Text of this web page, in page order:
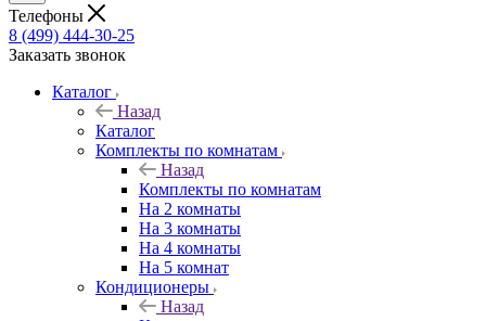
Телефоны
8 (499) 444-30-25
Заказать звонок
Каталог
Назад
Каталог
Комплекты по комнатам
Назад
Комплекты по комнатам
На 2 комнаты
На 3 комнаты
На 4 комнаты
На 5 комнат
Кондиционеры
Назад